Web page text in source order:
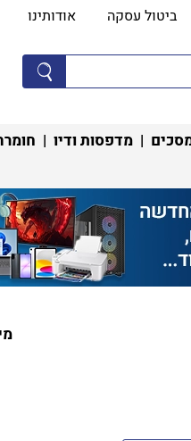
ביטול עסקה אודותינו
| מדפסות ודיו |